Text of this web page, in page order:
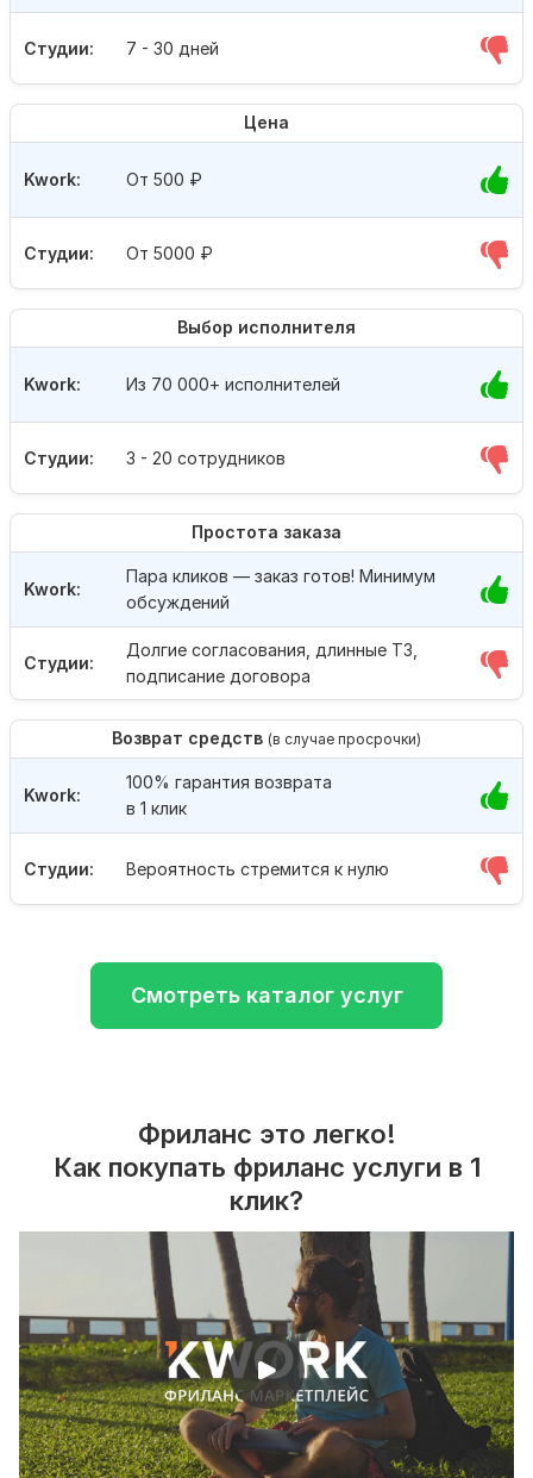
Студии: 7 - 30 дней
Цена
Студии: От 5000 ₽
Kwork: От 500 ₽
Выбор исполнителя
Студии: 3 - 20 сотрудников
Kwork: Из 70 000+ исполнителей
Простота заказа
Студии:
Долгие согласования, длинные ТЗ,
подписание договора
Kwork:
Пара кликов — заказ готов! Минимум
обсуждений
Возврат средств (в случае просрочки)
Студии: Вероятность стремится к нулю
Kwork:
100% гарантия возврата
в 1 клик
Смотреть каталог услуг
Фриланс это легко!
Как покупать фриланс услуги в 1
клик?